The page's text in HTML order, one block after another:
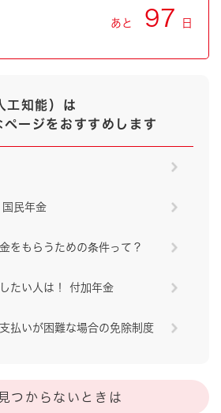
あと 97 日
工知能）は
ページをおすすめします
民年金
をもらうための条件って？
たい人は！ 付加年金
払いが困難な場合の免除制度
見つからないときは